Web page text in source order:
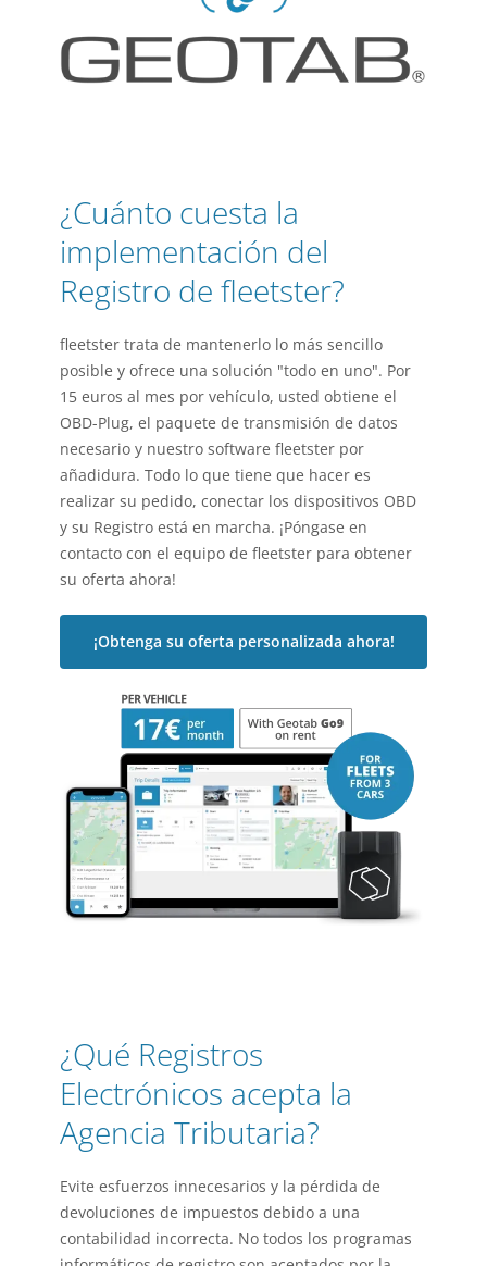
¿Cuánto cuesta la
implementación del
Registro de fleetster?
fleetster trata de mantenerlo lo más sencillo
posible y ofrece una solución "todo en uno". Por
15 euros al mes por vehículo, usted obtiene el
OBD-Plug, el paquete de transmisión de datos
necesario y nuestro software fleetster por
añadidura. Todo lo que tiene que hacer es
realizar su pedido, conectar los dispositivos OBD
y su Registro está en marcha. ¡Póngase en
contacto con el equipo de fleetster para obtener
su oferta ahora!
¡Obtenga su oferta personalizada ahora!
¿Qué Registros
Electrónicos acepta la
Agencia Tributaria?
Evite esfuerzos innecesarios y la pérdida de
devoluciones de impuestos debido a una
contabilidad incorrecta. No todos los programas